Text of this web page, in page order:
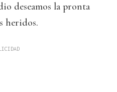
deseamos la pronta
heridos.